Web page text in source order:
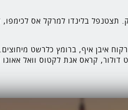
בלינדו למרקל אס לכימפו,
איבן איף, ברומץ כלרשט
קראס אגת לקטוס וואל אאוגו